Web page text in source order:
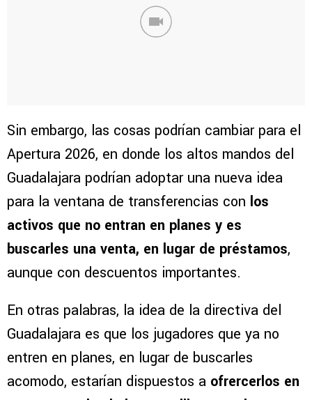
Sin embargo, las cosas podrían cambiar para el
Apertura 2026, en donde los altos mandos del
Guadalajara podrían adoptar una nueva idea
para la ventana de transferencias con los
activos que no entran en planes y es
buscarles una venta, en lugar de préstamos,
aunque con descuentos importantes.
En otras palabras, la idea de la directiva del
Guadalajara es que los jugadores que ya no
entren en planes, en lugar de buscarles
acomodo, estarían dispuestos a ofrercerlos en